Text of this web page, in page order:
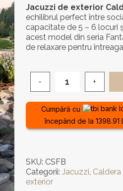
Jacuzzi de exterior
echilibrul perfect între
capacitate de 5 – 6 locuri
acest model din seria
de relaxare pentru
de
Caldera
5
-
6
Cumpără cu
începând de la 1398.91
SKU: CSFB
Categorii: Jacuzzi
exterior